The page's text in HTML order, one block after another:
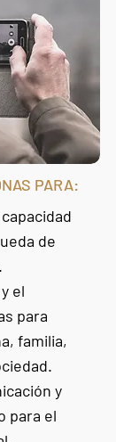
PARA:
de
el
para
familia,
y
para el